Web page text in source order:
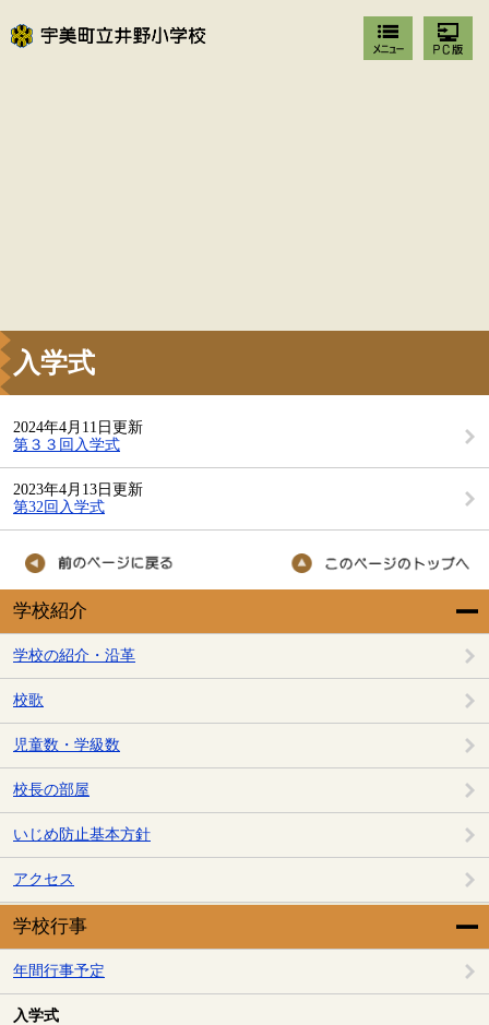
学校紹介
学校の紹介・沿革
校歌
児童数・学級数
校長の部屋
いじめ防止基本方針
アクセス
学校行事
年間行事予定
入学式
入学式
2024年4月11日更新
第３３回入学式
2023年4月13日更新
第32回入学式